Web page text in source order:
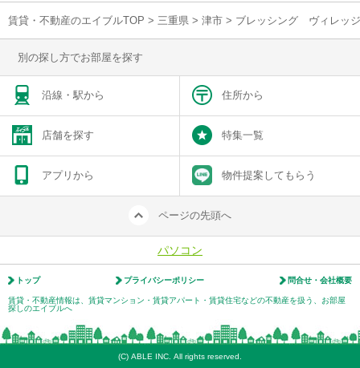
賃貸・不動産のエイブルTOP > 三重県 > 津市 > ブレッシング ヴィレッ
別の探し方でお部屋を探す
沿線・駅から 住所から
店舗を探す 特集一覧
アプリから 物件提案してもらう
ページの先頭へ
パソコン
トップ プライバシーポリシー 問合せ・会社概要
賃貸・不動産情報は、賃貸マンション・賃貸アパート・賃貸住宅などの不動産を扱う、お部屋
探しのエイブルへ
(C) ABLE INC. All rights reserved.